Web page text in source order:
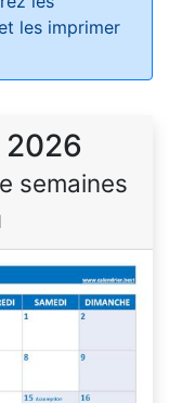
les imprimer
2026
semaines